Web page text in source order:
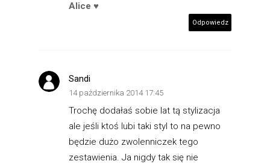
Alice ♥
Odpowiedz
Sandi
14 października 2014 17:45
Trochę dodałaś sobie lat tą stylizacja
ale jeśli ktoś lubi taki styl to na pewno
będzie dużo zwolenniczek tego
zestawienia. Ja nigdy tak się nie